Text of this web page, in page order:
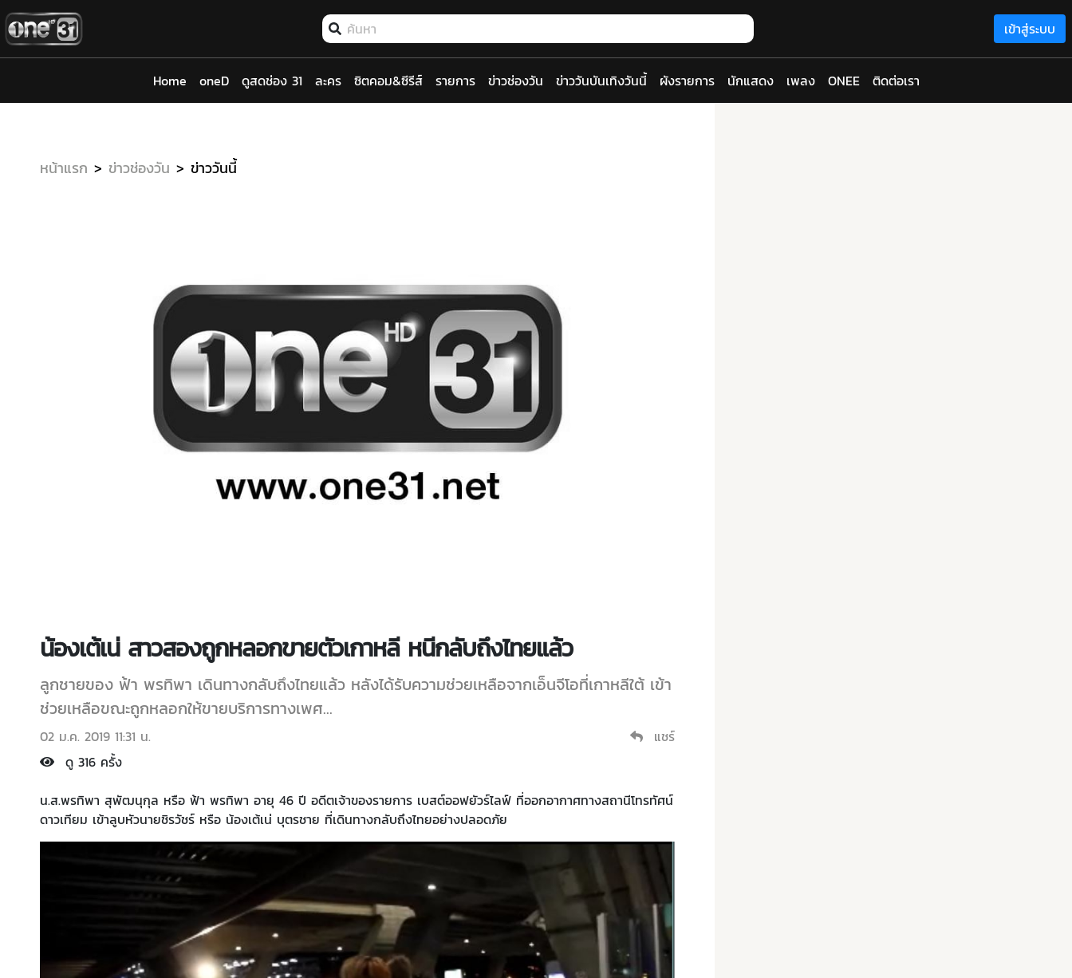
เข้าสู่ระบบ
Home oneD ดูสดช่อง 31 ละคร ซิตคอม&ซีรีส์ รายการ ข่าวช่องวัน ข่าววันบันเทิงวันนี้ ผังรายการ นักแสดง เพลง ONEE ติดต่อเรา
หน้าแรก ข่าวช่องวัน ข่าววันนี้
น้องเต้เน่ สาวสองถูกหลอกขายตัวเกาหลี หนีกลับถึงไทยแล้ว
ลูกชายของ ฟ้า พรทิพา เดินทางกลับถึงไทยแล้ว หลังได้รับความช่วยเหลือจากเอ็นจีโอที่เกาหลีใต้ เข้า
ช่วยเหลือขณะถูกหลอกให้ขายบริการทางเพศ...
02 ม.ค. 2019 11:31 น.
แชร์
ดู 316 ครั้ง
น.ส.พรทิพา สุพัฒนุกุล หรือ ฟ้า พรทิพา อายุ 46 ปี อดีตเจ้าของรายการ เบสต์ออฟยัวร์ไลฟ์ ที่ออกอากาศทางสถานีโทรทัศน์
ดาวเทียม เข้าลูบหัวนายชิรวัชร์ หรือ น้องเต้เน่ บุตรชาย ที่เดินทางกลับถึงไทยอย่างปลอดภัย